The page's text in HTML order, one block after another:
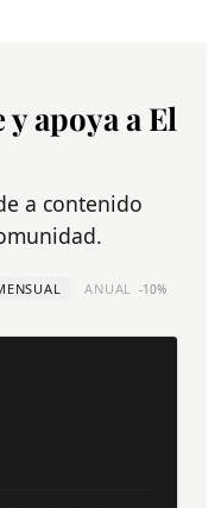
apoya a El
a contenido
ANUAL -10%